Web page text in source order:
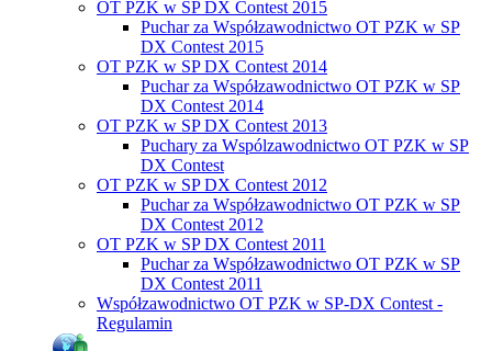
OT PZK w SP DX Contest 2015
Puchar za Współzawodnictwo OT PZK w SP
DX Contest 2015
OT PZK w SP DX Contest 2014
Puchar za Współzawodnictwo OT PZK w SP
DX Contest 2014
OT PZK w SP DX Contest 2013
Puchary za Wspólzawodnictwo OT PZK w SP
DX Contest
OT PZK w SP DX Contest 2012
Puchar za Współzawodnictwo OT PZK w SP
DX Contest 2012
OT PZK w SP DX Contest 2011
Puchar za Współzawodnictwo OT PZK w SP
DX Contest 2011
Współzawodnictwo OT PZK w SP-DX Contest -
Regulamin